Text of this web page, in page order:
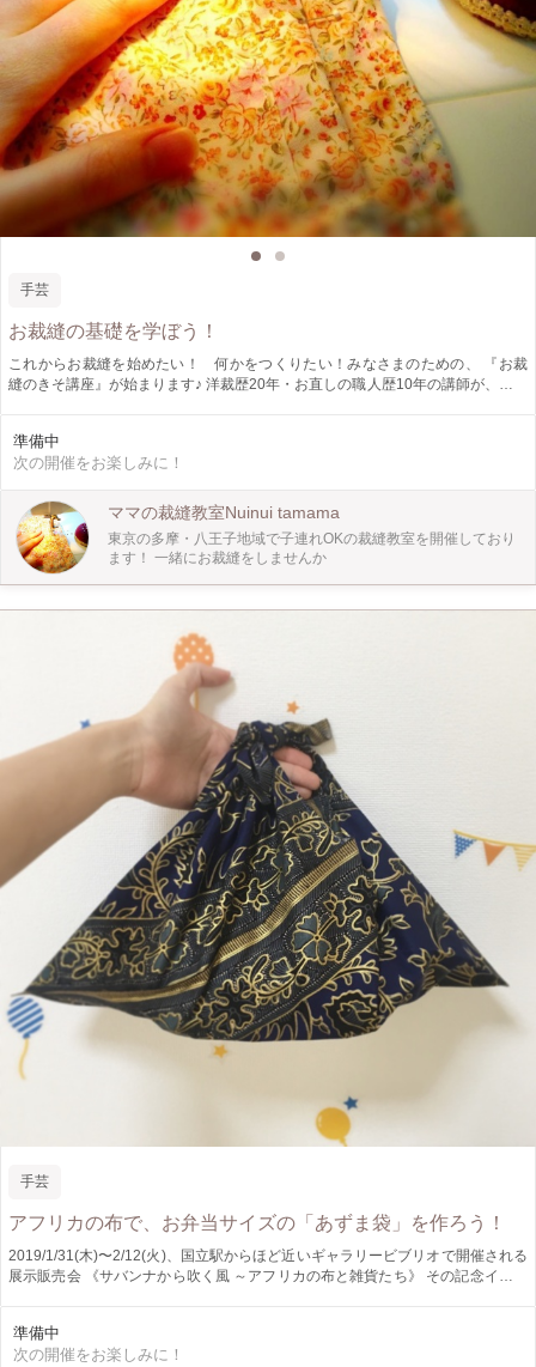
手芸
お裁縫の基礎を学ぼう！
これからお裁縫を始めたい！ 何かをつくりたい！みなさまのための、 『お裁
縫のきそ講座』が始まります♪ 洋裁歴20年・お直しの職人歴10年の講師が、毎回
さんでの必要な布の買い方について』『ミシンの選び方』などについても。 ま
たこの講座では、座学だけでなく、1時間程で完成できるプチ製作もあります。
て、楽しい時間を共有しましょう♡
準備中
次の開催をお楽しみに！
ママの裁縫教室Nuinui tamama
東京の多摩・八王子地域で子連れOKの裁縫教室を開催しており
ます！ 一緒にお裁縫をしませんか
手芸
アフリカの布で、お弁当サイズの「あずま袋」を作ろう！
2019/1/31(木)〜2/12(火)、国立駅からほど近いギャラリービブリオで開催される
展示販売会 《サバンナから吹く風 ～アフリカの布と雑貨たち》 その記念イベン
クショップを行います！ 【日時】 2月2日(土) ・13:00〜 ・14:00〜 ・
15:00〜 の3回 (各30分程度) 【参加費】 教室がご用意したアフリカ布でお弁当
準備中
次の開催をお楽しみに！